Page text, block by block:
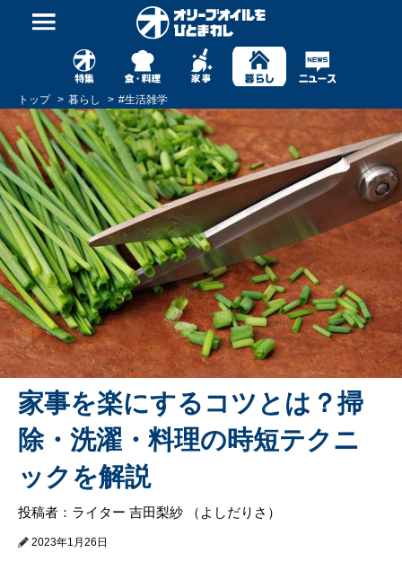
トップ 暮らし #生活雑学
家事を楽にするコツとは？掃
除・洗濯・料理の時短テクニ
ックを解説
投稿者：ライター 吉田梨紗 （よしだりさ）
2023年1月26日